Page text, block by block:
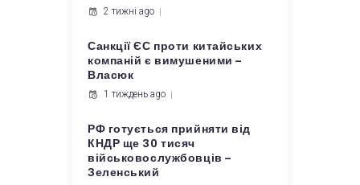
2 тижні ago
Санкції ЄС проти китайських
компаній є вимушеними –
Власюк
1 тиждень ago
РФ готується прийняти від
КНДР ще 30 тисяч
військовослужбовців –
Зеленський